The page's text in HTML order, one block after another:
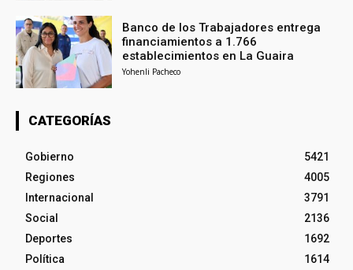
Banco de los Trabajadores entrega
financiamientos a 1.766
establecimientos en La Guaira
Yohenli Pacheco
CATEGORÍAS
Gobierno
5421
Regiones
4005
Internacional
3791
Social
2136
Deportes
1692
Política
1614